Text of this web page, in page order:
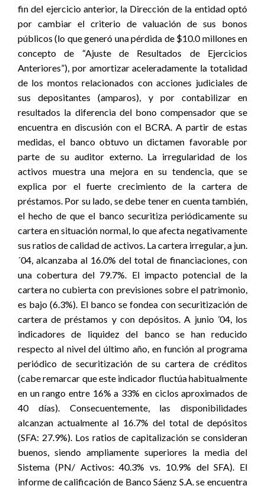
fin del ejercicio anterior, la Dirección de la entidad optó
por cambiar el criterio de valuación de sus bonos
públicos (lo que generó una pérdida de $10.0 millones en
concepto de “Ajuste de Resultados de Ejercicios
Anteriores”), por amortizar aceleradamente la totalidad
de los montos relacionados con acciones judiciales de
sus depositantes (amparos), y por contabilizar en
resultados la diferencia del bono compensador que se
encuentra en discusión con el BCRA. A partir de estas
medidas, el banco obtuvo un dictamen favorable por
parte de su auditor externo. La irregularidad de los
activos muestra una mejora en su tendencia, que se
explica por el fuerte crecimiento de la cartera de
préstamos. Por su lado, se debe tener en cuenta también,
el hecho de que el banco securitiza periódicamente su
cartera en situación normal, lo que afecta negativamente
sus ratios de calidad de activos. La cartera irregular, a jun.
´04, alcanzaba al 16.0% del total de financiaciones, con
una cobertura del 79.7%. El impacto potencial de la
cartera no cubierta con previsiones sobre el patrimonio,
es bajo (6.3%). El banco se fondea con securitización de
cartera de préstamos y con depósitos. A junio ’04, los
indicadores de liquidez del banco se han reducido
respecto al nivel del último año, en función al programa
periódico de securitización de su cartera de créditos
(cabe remarcar que este indicador fluctúa habitualmente
en un rango entre 16% a 33% en ciclos aproximados de
40 días). Consecuentemente, las disponibilidades
alcanzan actualmente al 16.7% del total de depósitos
(SFA: 27.9%). Los ratios de capitalización se consideran
buenos, siendo ampliamente superiores la media del
Sistema (PN/ Activos: 40.3% vs. 10.9% del SFA). El
informe de calificación de Banco Sáenz S.A. se encuentra